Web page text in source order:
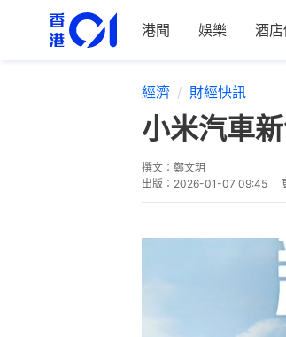
港聞 娛樂 酒
經濟 財經快訊
小米汽車
撰文： 鄭文玥
出版： 2026-01-07 09:45